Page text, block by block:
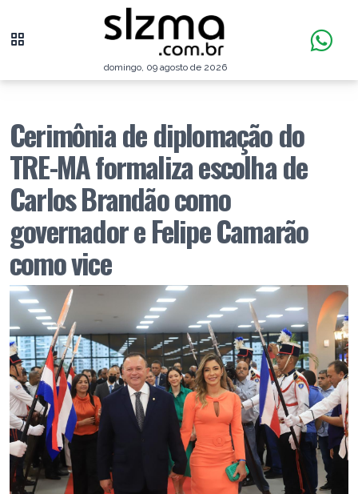
domingo, 09 agosto de 2026
Cerimônia de diplomação do
TRE-MA formaliza escolha de
Carlos Brandão como
governador e Felipe Camarão
como vice